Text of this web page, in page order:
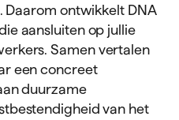
Daarom ontwikkelt DNA
aansluiten op jullie
Samen vertalen
een concreet
duurzame
van het